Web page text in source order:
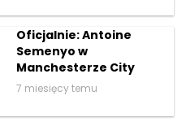
Oficjalnie: Antoine
Semenyo w
Manchesterze City
7 miesięcy temu